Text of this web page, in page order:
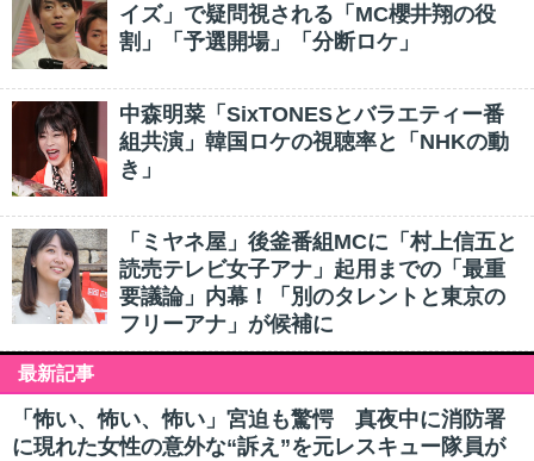
イズ」で疑問視される「MC櫻井翔の役
割」「予選開場」「分断ロケ」
中森明菜「SixTONESとバラエティー番
組共演」韓国ロケの視聴率と「NHKの動
き」
「ミヤネ屋」後釜番組MCに「村上信五と
読売テレビ女子アナ」起用までの「最重
要議論」内幕！「別のタレントと東京の
フリーアナ」が候補に
最新記事
「怖い、怖い、怖い」宮迫も驚愕 真夜中に消防署
に現れた女性の意外な“訴え”を元レスキュー隊員が